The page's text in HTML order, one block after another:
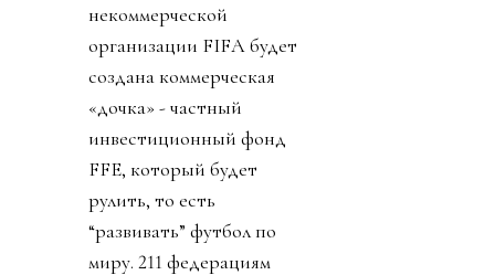
некоммерческой
организации FIFA будет
создана коммерческая
«дочка» - частный
инвестиционный фонд
FFE, который будет
рулить, то есть
“развивать” футбол по
миру. 211 федерациям